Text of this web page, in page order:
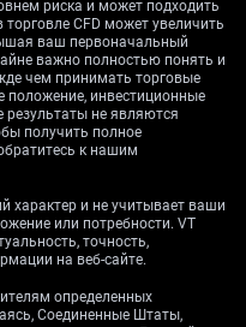
резервной
помнить о
году. С тех пор
активов, что убирает
Это долгосрочное
давление на валюту.
силы (RSI)
подтверждает
на данный момент.
что медвежий
он еще не дал
движение и закрытие
для
риска и может подходить
CFD может увеличить
ваш первоначальный
важно полностью понять и
чем принимать торговые
положение, инвестиционные
результаты не являются
получить полное
к нашим
характер и не учитывает ваши
или потребности. VT
точность,
на веб-сайте.
определенных
Соединенные Штаты,